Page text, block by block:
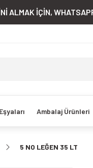
ALMAK İÇİN,
Ambalaj Ürünleri
5 NO LEĞEN 35 LT